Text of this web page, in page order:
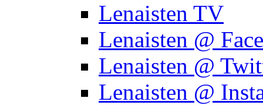
Lenaisten TV
Lenaisten @
Lenaisten @
Lenaisten @